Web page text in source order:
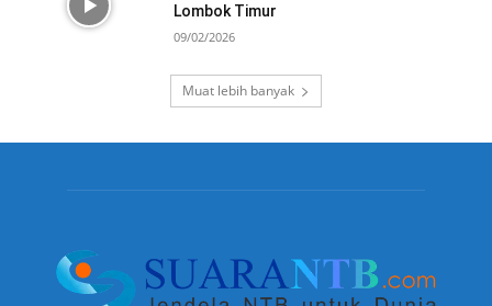
Lombok Timur
09/02/2026
Muat lebih banyak